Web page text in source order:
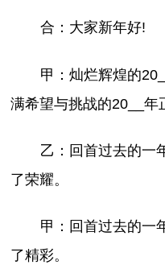
合：大家新年好!
甲：灿烂辉煌的
满希望与挑战的20__年
乙：回首过去的一
了荣耀。
甲：回首过去的一
了精彩。